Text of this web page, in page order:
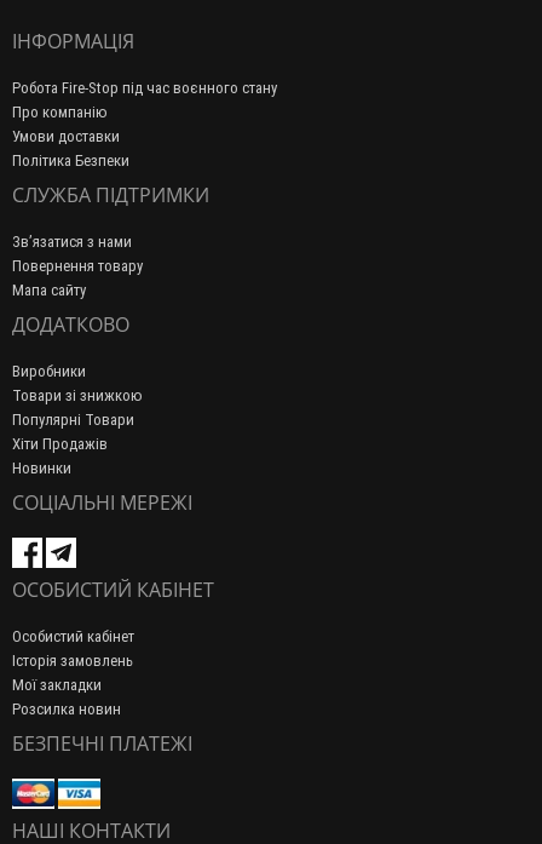
ІНФОРМАЦІЯ
Робота Fire-Stop під час воєнного стану
Про компанію
Умови доставки
Політика Безпеки
СЛУЖБА ПІДТРИМКИ
Зв’язатися з нами
Повернення товару
Мапа сайту
ДОДАТКОВО
Виробники
Товари зі знижкою
Популярні Товари
Хіти Продажів
Новинки
СОЦІАЛЬНІ МЕРЕЖІ
ОСОБИСТИЙ КАБІНЕТ
Особистий кабінет
Історія замовлень
Мої закладки
Розсилка новин
БЕЗПЕЧНІ ПЛАТЕЖІ
НАШІ КОНТАКТИ